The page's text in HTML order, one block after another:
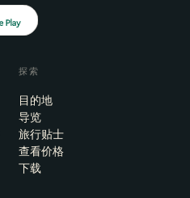
探索
目的地
导览
旅行贴士
查看价格
下载